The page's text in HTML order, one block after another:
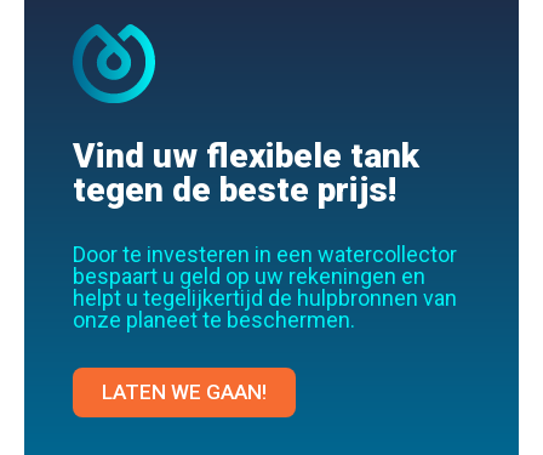
Vind uw flexibele tank
tegen de beste prijs!
Door te investeren in een watercollector
bespaart u geld op uw rekeningen en
helpt u tegelijkertijd de hulpbronnen van
onze planeet te beschermen.
LATEN WE GAAN!